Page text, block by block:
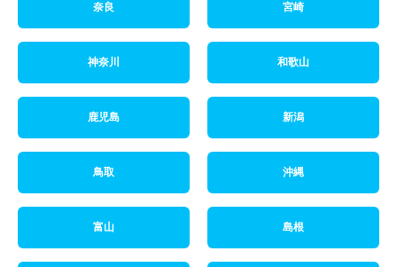
奈良 宮崎
神奈川 和歌山
鹿児島 新潟
鳥取 沖縄
富山 島根